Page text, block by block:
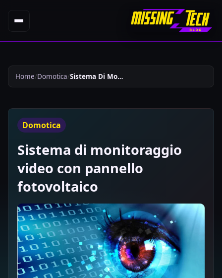
Home Domotica Sistema Di Monitoraggio Video Con Pannello Fotovoltaico 31
Domotica
Sistema di monitoraggio
video con pannello
fotovoltaico